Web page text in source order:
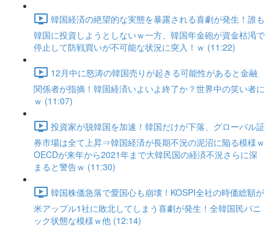
韓国経済の絶望的な実態を暴露される喜劇が発生！誰も
韓国に投資しようとしないｗ一方、韓国年金砲が資金枯渇で
停止して防戦買いが不可能な状況に突入！ｗ (11:22)
12月中に怒涛の韓国売りが起きる可能性があると金融
関係者が指摘！韓国経済いよいよ終了か？世界中の笑い者に
ｗ (11:07)
投資家が脱韓国を加速！韓国だけが下落、グローバル証
券市場は全て上昇⇒韓国経済が長期不況の泥沼に陥る模様ｗ
OECDが来年から2021年まで大韓民国の経済不況さらに深
まると警告ｗ (11:30)
韓国株価急落で愛国心も崩壊！KOSPI全社の時価総額が
米アップル1社に敗北してしまう喜劇が発生！全韓国民パニ
ック状態な模様ｗ他 (12:14)